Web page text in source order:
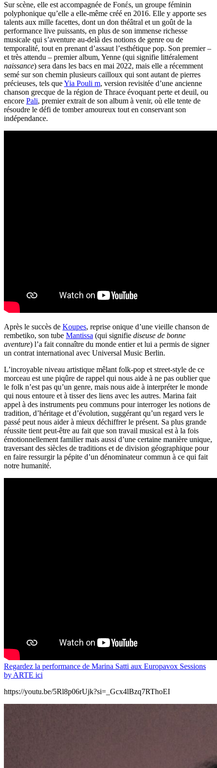
Sur scène, elle est accompagnée de Fonέs, un groupe féminin
polyphonique qu’elle a elle-même créé en 2016. Elle y apporte ses
talents aux mille facettes, dont un don théâtral et un goût de la
performance live puissants, en plus de son immense richesse
musicale qui s’aventure au-delà des notions de genre ou de
temporalité, tout en prenant d’assaut l’esthétique pop. Son premier –
et très attendu – premier album, Yenne (qui signifie littéralement
naissance) sera dans les bacs en mai 2022, mais elle a récemment
semé sur son chemin plusieurs cailloux qui sont autant de pierres
précieuses, tels queYia Pouli m, version revisitée d’une ancienne
chanson grecque de la région de Thrace évoquant perte et deuil, ou
encore Pali, premier extrait de son album à venir, où elle tente de
résoudre le défi de tomber amoureux tout en conservant son
indépendance.
Après le succès de Koupes, reprise onique d’une vieille chanson de
rembetiko, son tube Mantissa (qui signifie diseuse de bonne
aventure) l’a fait connaître du monde entier et lui a permis de signer
un contrat international avec Universal Music Berlin.
L’incroyable niveau artistique mêlant folk-pop et street-style de ce
morceau est une piqûre de rappel qui nous aide à ne pas oublier que
le folk n’est pas qu’un genre, mais nous aide à interpréter le monde
qui nous entoure et à tisser des liens avec les autres. Marina fait
appel à des instruments peu communs pour interroger les notions de
tradition, d’héritage et d’évolution, suggérant qu’un regard vers le
passé peut nous aider à mieux déchiffrer le présent. Sa plus grande
réussite tient peut-être au fait que son travail musical est à la fois
émotionnellement familier mais aussi d’une certaine manière unique,
traversant des siècles de traditions et de division géographique pour
en faire ressurgir la pépite d’un dénominateur commun à ce qui fait
notre humanité.
Regardez la performance de Marina Satti aux Europavox Sessions
by ARTE ici
https://youtu.be/5Rl8p06rUjk?si=_Gcx4lBzq7RThoEI